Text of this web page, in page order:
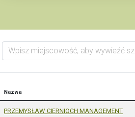
Wpisz miejscowość, aby wywieźć szambo
Nazwa
PRZEMYSŁAW CIERNIOCH MANAGEMENT